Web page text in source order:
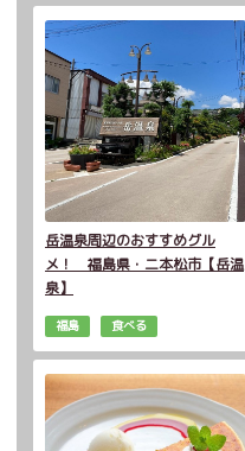
岳温泉周辺のおすすめグル
メ！ 福島県・二本松市【岳温
泉】
福島 食べる